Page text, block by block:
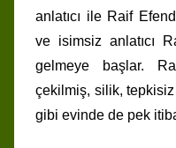
anlatıcı ile Raif
ve isimsiz anlatıcı
gelmeye başlar.
çekilmiş, silik,
gibi evinde de pek